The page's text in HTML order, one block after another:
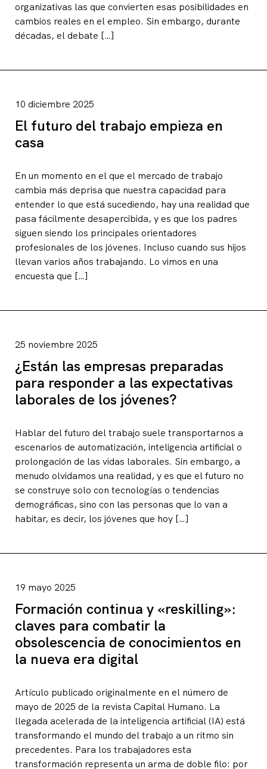
organizativas las que convierten esas posibilidades en
cambios reales en el empleo. Sin embargo, durante
décadas, el debate […]
10 diciembre 2025
El futuro del trabajo empieza en
casa
En un momento en el que el mercado de trabajo
cambia más deprisa que nuestra capacidad para
entender lo que está sucediendo, hay una realidad que
pasa fácilmente desapercibida, y es que los padres
siguen siendo los principales orientadores
profesionales de los jóvenes. Incluso cuando sus hijos
llevan varios años trabajando. Lo vimos en una
encuesta que […]
25 noviembre 2025
¿Están las empresas preparadas
para responder a las expectativas
laborales de los jóvenes?
Hablar del futuro del trabajo suele transportarnos a
escenarios de automatización, inteligencia artificial o
prolongación de las vidas laborales. Sin embargo, a
menudo olvidamos una realidad, y es que el futuro no
se construye solo con tecnologías o tendencias
demográficas, sino con las personas que lo van a
habitar, es decir, los jóvenes que hoy […]
19 mayo 2025
Formación continua y «reskilling»:
claves para combatir la
obsolescencia de conocimientos en
la nueva era digital
Artículo publicado originalmente en el número de
mayo de 2025 de la revista Capital Humano. La
llegada acelerada de la inteligencia artificial (IA) está
transformando el mundo del trabajo a un ritmo sin
precedentes. Para los trabajadores esta
transformación representa un arma de doble filo: por